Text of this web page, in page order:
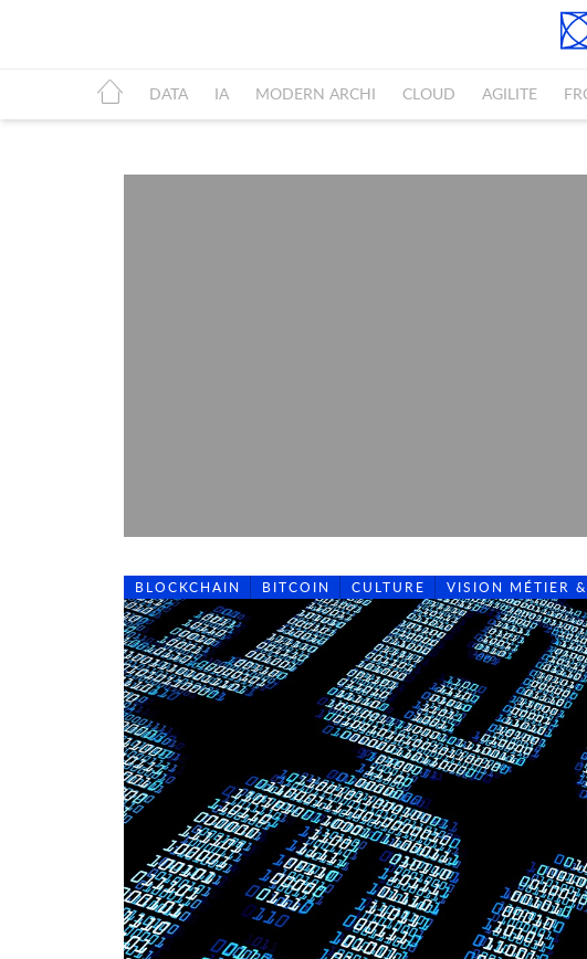
DATA IA MODERN ARCHI CLOUD AGILITE
BLOCKCHAIN BITCOIN CULTURE VISION MÉTIER